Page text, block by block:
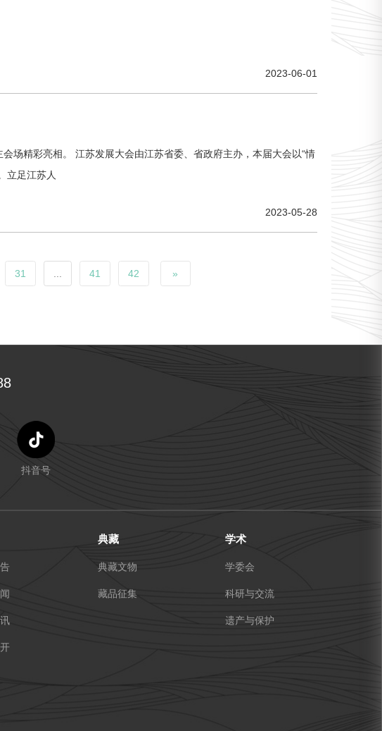
2023-06-01
场精彩亮相。 江苏发展大会由江苏省委、省政府主办，本届大会以“情
立足江苏人
2023-05-28
31 41 42 »
抖音号
典藏
典藏文物
藏品征集
学术
学委会
科研与交流
遗产与保护